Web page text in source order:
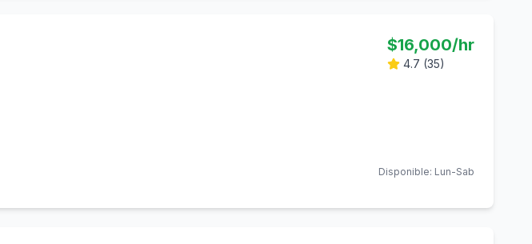
$16,000/hr
4.7 (35)
Disponible: Lun-Sab